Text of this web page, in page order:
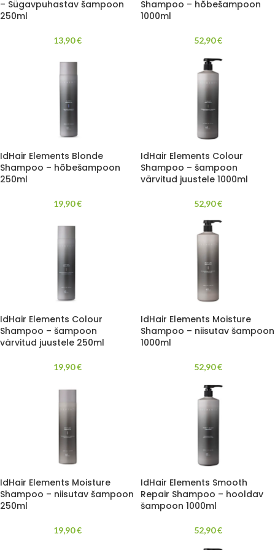
– Sügavpuhastav šampoon
250ml
13,90€
Shampoo – hõbešampoon
1000ml
52,90€
IdHair Elements Blonde
Shampoo – hõbešampoon
250ml
19,90€
IdHair Elements Colour
Shampoo – šampoon
värvitud juustele 1000ml
52,90€
IdHair Elements Colour
Shampoo – šampoon
värvitud juustele 250ml
19,90€
IdHair Elements Moisture
Shampoo – niisutav šampoon
1000ml
52,90€
IdHair Elements Moisture
Shampoo – niisutav šampoon
250ml
19,90€
IdHair Elements Smooth
Repair Shampoo – hooldav
šampoon 1000ml
52,90€